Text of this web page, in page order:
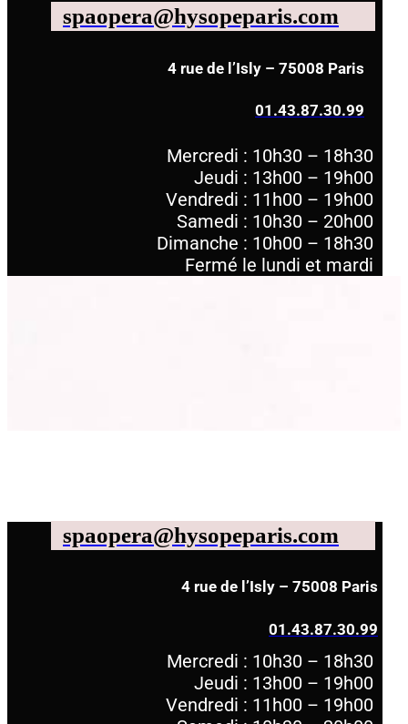
spaopera@hysopeparis.com
4 rue de l’Isly – 75008 Paris
01.43.87.30.99
Mercredi : 10h30 – 18h30
Jeudi : 13h00 – 19h00
Vendredi : 11h00 – 19h00
Samedi : 10h30 – 20h00
Dimanche : 10h00 – 18h30
Fermé le lundi et mardi
spaopera@hysopeparis.com
4 rue de l’Isly – 75008 Paris
01.43.87.30.99
Mercredi : 10h30 – 18h30
Jeudi : 13h00 – 19h00
Vendredi : 11h00 – 19h00